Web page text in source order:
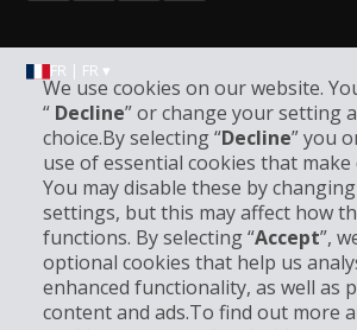
We use cookies on our website.
“ Decline” or change your setting
choice.By selecting “Decline” you
use of essential cookies that
You may disable these by
settings, but this may affect how
functions. By selecting “Accept”,
optional cookies that help us
enhanced functionality, as well as
content and ads.To find out more
FR | FR ▾
Informations sur l'entreprise
Entreprise
Support client